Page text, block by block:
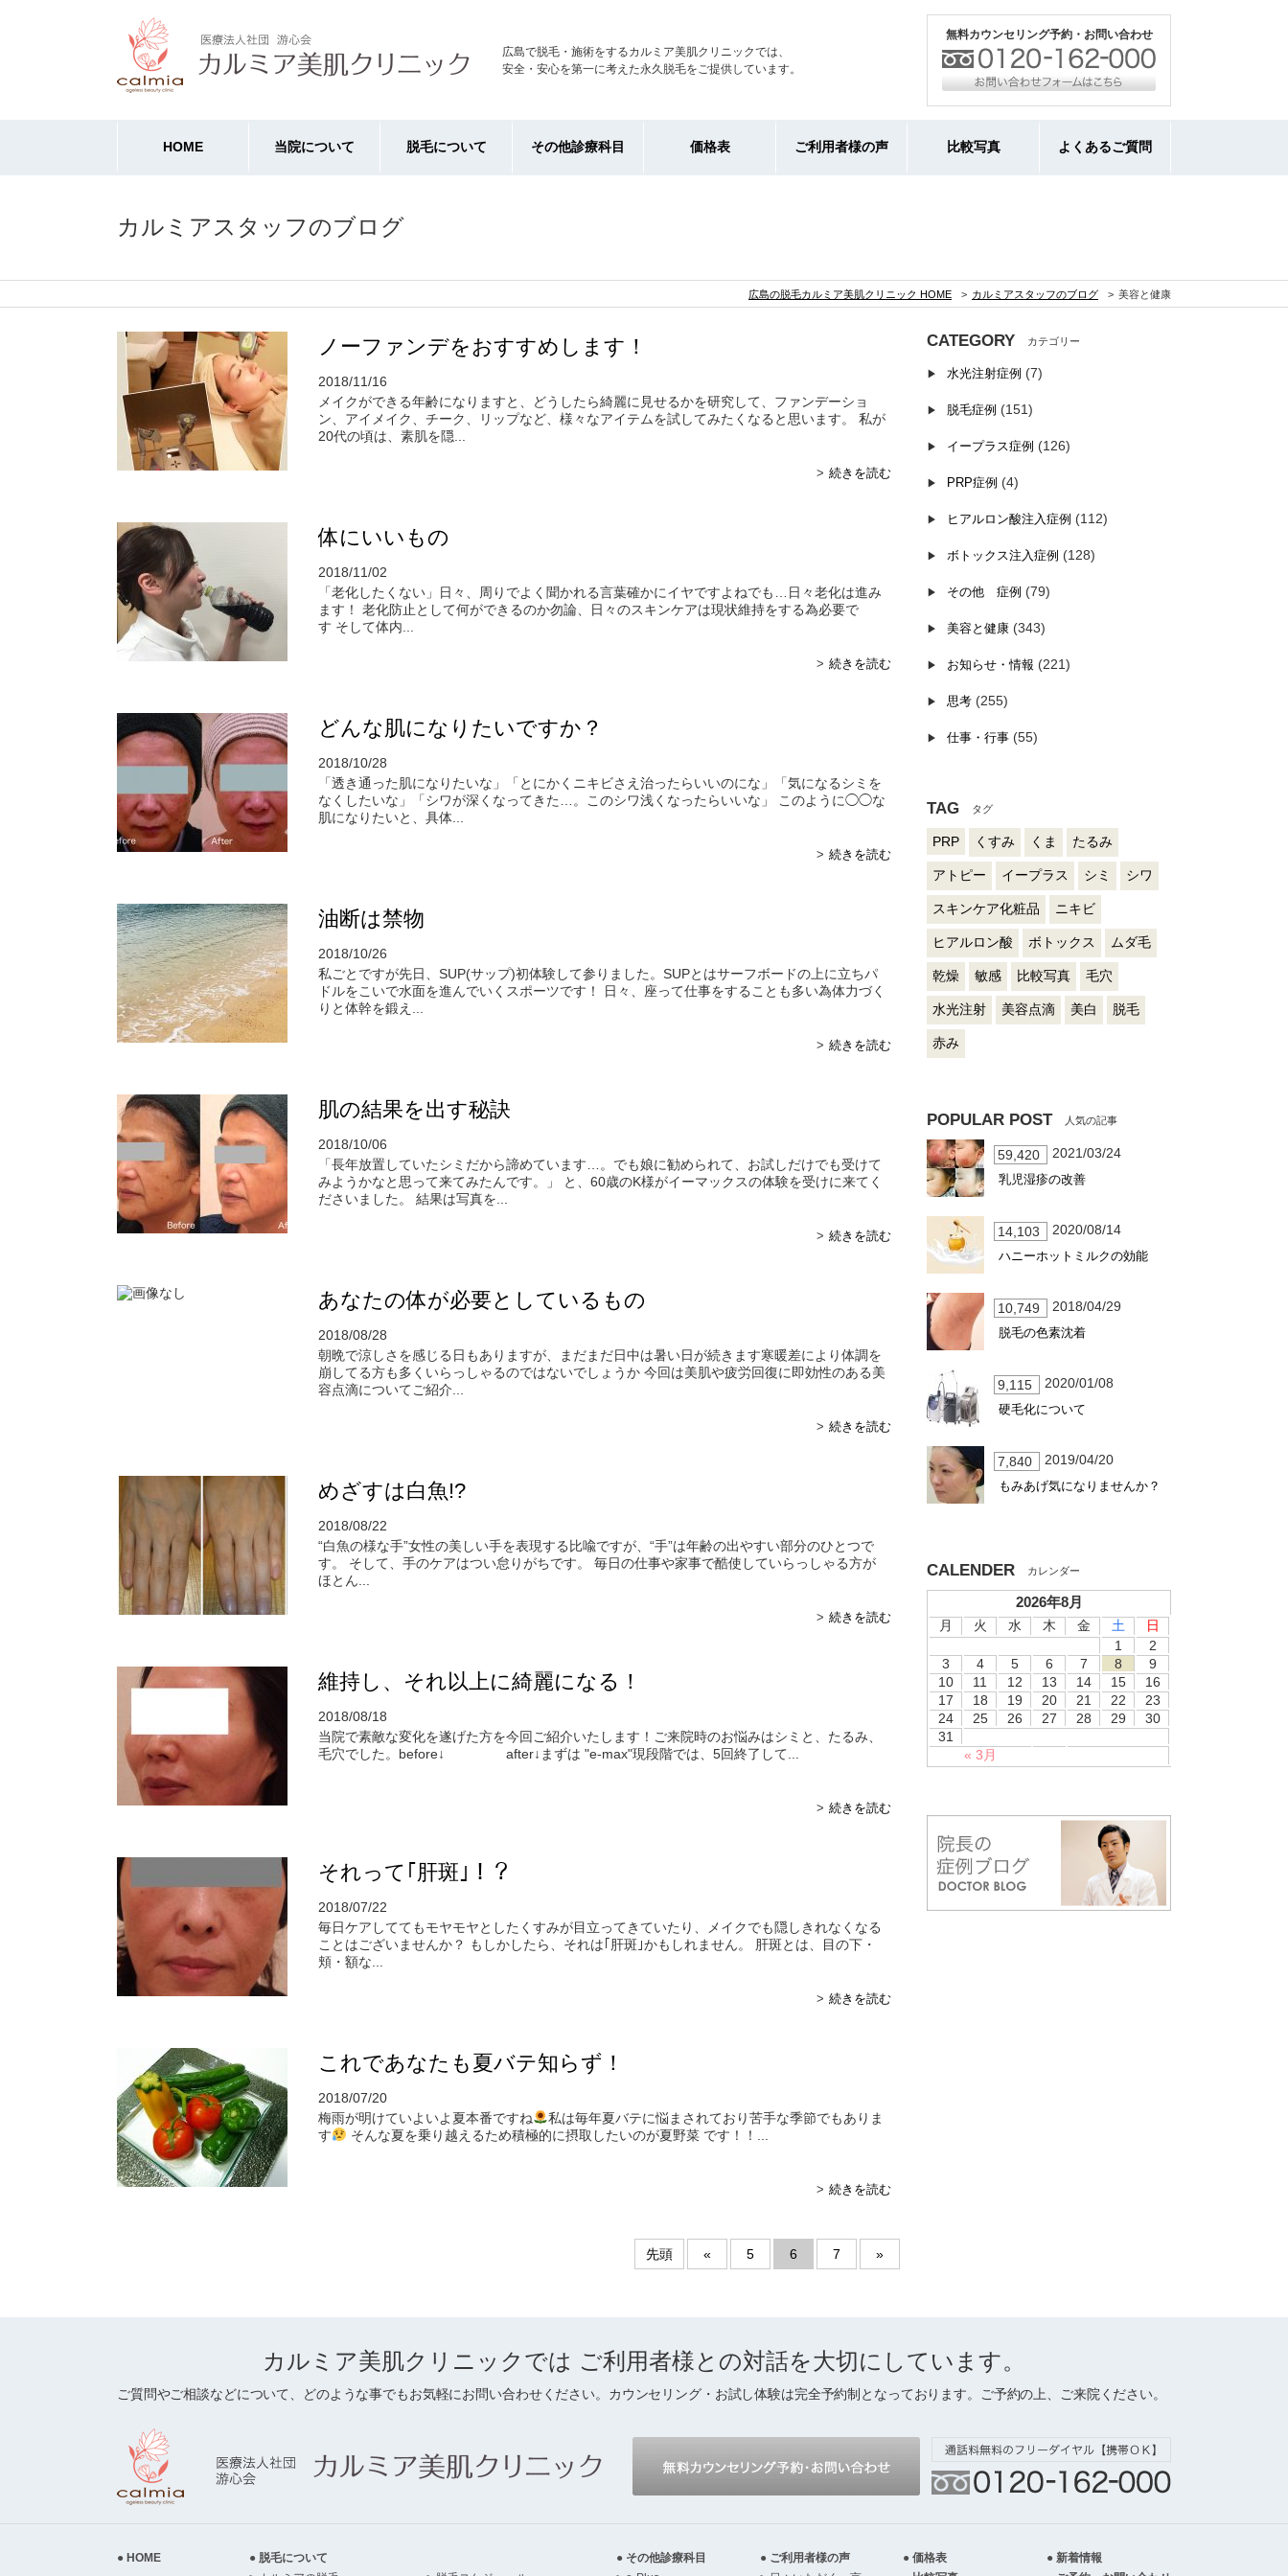
広島で脱毛・施術をするカルミア美肌クリニックでは、
安全・安心を第一に考えた永久脱毛をご提供しています。
無料カウンセリング予約・お問い合わせ
HOME 当院について 脱毛について その他診療科目 価格表 ご利用者様の声 比較写真 よくあるご質問
カルミアスタッフのブログ
広島の脱毛カルミア美肌クリニック HOME カルミアスタッフのブログ 美容と健康
ノーファンデをおすすめします！
2018/11/16
メイクができる年齢になりますと、どうしたら綺麗に見せるかを研究して、ファンデーショ
ン、アイメイク、チーク、リップなど、様々なアイテムを試してみたくなると思います。 私が
20代の頃は、素肌を隠...
続きを読む
体にいいもの
2018/11/02
「老化したくない」日々、周りでよく聞かれる言葉確かにイヤですよねでも…日々老化は進み
ます！ 老化防止として何ができるのか勿論、日々のスキンケアは現状維持をする為必要で
す そして体内...
続きを読む
どんな肌になりたいですか？
2018/10/28
「透き通った肌になりたいな」「とにかくニキビさえ治ったらいいのにな」「気になるシミを
なくしたいな」「シワが深くなってきた…。このシワ浅くなったらいいな」 このように◯◯な
肌になりたいと、具体...
続きを読む
油断は禁物
2018/10/26
私ごとですが先日、SUP(サップ)初体験して参りました。SUPとはサーフボードの上に立ちパ
ドルをこいで水面を進んでいくスポーツです！ 日々、座って仕事をすることも多い為体力づく
りと体幹を鍛え...
続きを読む
肌の結果を出す秘訣
2018/10/06
「長年放置していたシミだから諦めています…。でも娘に勧められて、お試しだけでも受けて
みようかなと思って来てみたんです。」 と、60歳のK様がイーマックスの体験を受けに来てく
ださいました。 結果は写真を...
続きを読む
あなたの体が必要としているもの
2018/08/28
朝晩で涼しさを感じる日もありますが、まだまだ日中は暑い日が続きます寒暖差により体調を
崩してる方も多くいらっしゃるのではないでしょうか 今回は美肌や疲労回復に即効性のある美
容点滴についてご紹介...
続きを読む
めざすは白魚!?
2018/08/22
“白魚の様な手”女性の美しい手を表現する比喩ですが、“手”は年齢の出やすい部分のひとつで
す。 そして、手のケアはつい怠りがちです。 毎日の仕事や家事で酷使していらっしゃる方が
ほとん...
続きを読む
維持し、それ以上に綺麗になる！
2018/08/18
当院で素敵な変化を遂げた方を今回ご紹介いたします！ご来院時のお悩みはシミと、たるみ、
毛穴でした。before↓ after↓まずは "e-max"現段階では、5回終了して...
続きを読む
それって｢肝斑｣！？
2018/07/22
毎日ケアしててもモヤモヤとしたくすみが目立ってきていたり、メイクでも隠しきれなくなる
ことはございませんか？ もしかしたら、それは｢肝斑｣かもしれません。 肝斑とは、目の下・
頬・額な...
続きを読む
これであなたも夏バテ知らず！
2018/07/20
梅雨が明けていよいよ夏本番ですね
私は毎年夏バテに悩まされており苦手な季節でもありま
す
そんな夏を乗り越えるため積極的に摂取したいのが夏野菜 です！！...
続きを読む
先頭 « 5 6 7 »
CATEGORY
水光注射症例 (7)
脱毛症例 (151)
イープラス症例 (126)
PRP症例 (4)
ヒアルロン酸注入症例 (112)
ボトックス注入症例 (128)
その他 症例 (79)
美容と健康 (343)
お知らせ・情報 (221)
思考 (255)
仕事・行事 (55)
TAG
PRP くすみ くま たるみ
アトピー イープラス シミ シワ
スキンケア化粧品 ニキビ
ヒアルロン酸 ボトックス ムダ毛
乾燥 敏感 比較写真 毛穴
水光注射 美容点滴 美白 脱毛
赤み
POPULAR POST
59,420 2021/03/24
乳児湿疹の改善
14,103 2020/08/14
ハニーホットミルクの効能
10,749 2018/04/29
脱毛の色素沈着
9,115 2020/01/08
硬毛化について
7,840 2019/04/20
もみあげ気になりませんか？
CALENDER
2026年8月
月 火 水 木 金 土 日
« 3月
1
2
3
4 5 6 7 8
9
10
11 12 13 14 15
16
17
18 19 20 21 22
23
24
25 26 27 28 29
30
31
カルミア美肌クリニックでは ご利用者様との対話を大切にしています。
ご質問やご相談などについて、どのような事でもお気軽にお問い合わせください。カウンセリング・お試し体験は完全予約制となっております。ご予約の上、ご来院ください。
HOME
脱毛について
その他診療科目
ご利用者様の声
価格表
新着情報